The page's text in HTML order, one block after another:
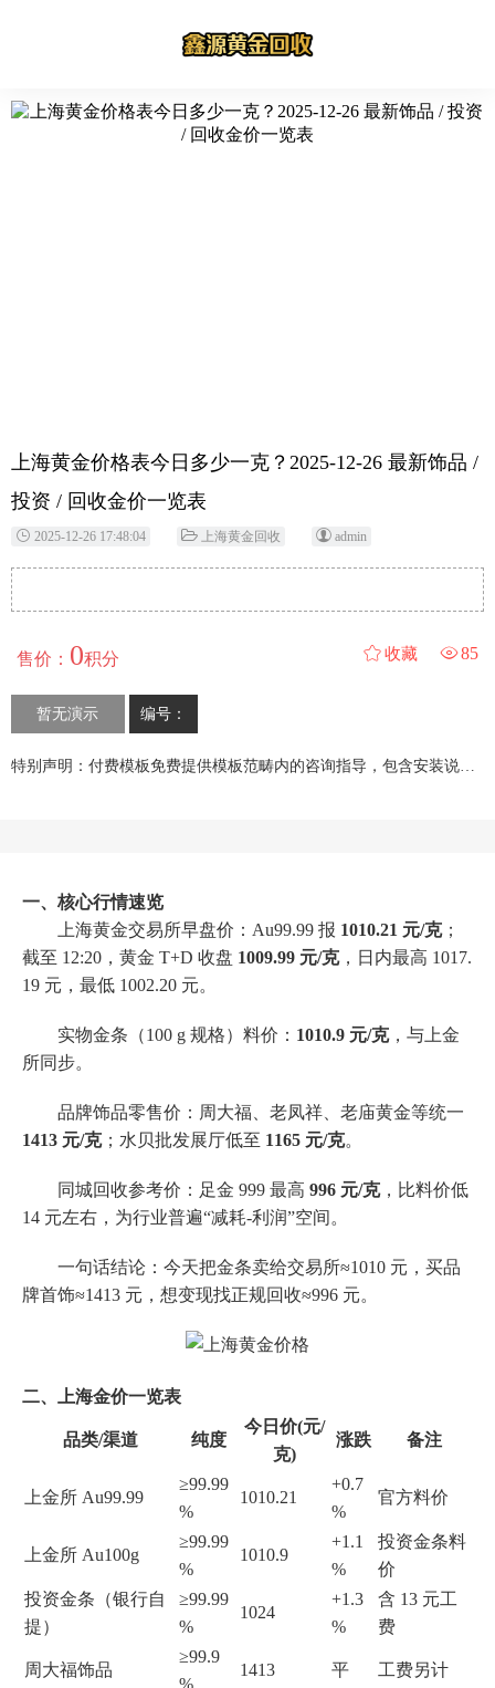
上海黄金价格表今日多少一克？2025-12-26 最新饰品 /
投资 / 回收金价一览表
2025-12-26 17:48:04 上海黄金回收 admin
售价： 0积分 85
收藏
暂无演示 编号：
特别声明：付费模板免费提供模板范畴内的咨询指导，包含安装说明文档； 支持付费安装、修改、定制等增值服务。
一、核心行情速览
上海黄金交易所早盘价：Au99.99 报 1010.21 元/克；
截至 12:20，黄金 T+D 收盘 1009.99 元/克，日内最高 1017.
19 元，最低 1002.20 元。
实物金条（100 g 规格）料价： 1010.9 元/克，与上金
所同步。
品牌饰品零售价：周大福、老凤祥、老庙黄金等统一
1413 元/克；水贝批发展厅低至 1165 元/克。
同城回收参考价：足金 999 最高 996 元/克，比料价低
14 元左右，为行业普遍“减耗-利润”空间。
一句话结论：今天把金条卖给交易所≈1010 元，买品
牌首饰≈1413 元，想变现找正规回收≈996 元。
二、上海金价一览表
品类/渠道 纯度
今日价(元/
克)
涨跌 备注
上金所 Au99.99
≥99.99
%
1010.21
+0.7
%
官方料价
上金所 Au100g
≥99.99
%
1010.9
+1.1
%
投资金条料
价
投资金条（银行自
提）
≥99.99
%
1024
+1.3
%
含 13 元工
费
周大福饰品
≥99.9
%
1413 平 工费另计